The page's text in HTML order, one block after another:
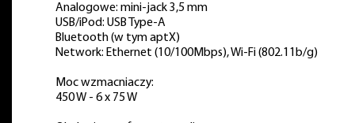
Analogowe: mini-jack 3,5 mm
USB/iPod: USB Type-A
Bluetooth (w tym aptX)
Network: Ethernet (10/100Mbps), Wi-Fi (802.11b/g)
Moc wzmacniaczy:
450 W - 6 x 75 W